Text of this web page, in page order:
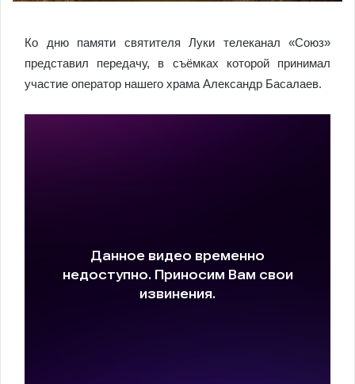
Ко дню памяти святителя Луки телеканал «Союз»
представил передачу, в съёмках которой принимал
участие оператор нашего храма Александр Басалаев.